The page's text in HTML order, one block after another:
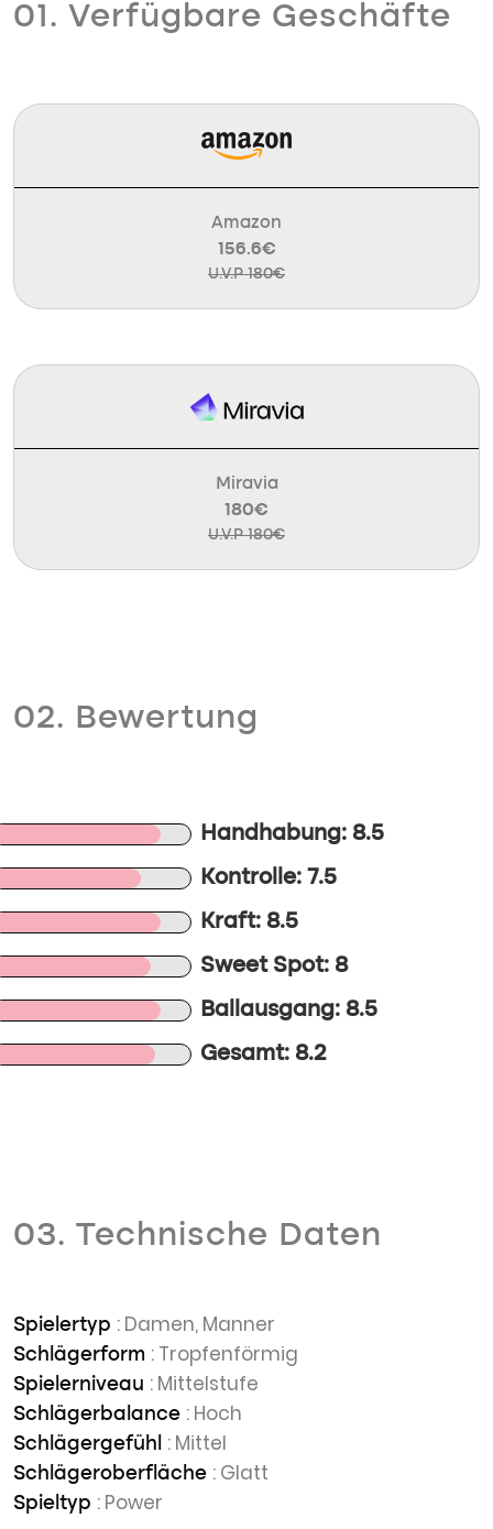
01. Verfügbare Geschäfte
Amazon
156.6€
U.V.P 180€
Miravia
180€
U.V.P 180€
02. Bewertung
Handhabung: 8.5
Kontrolle: 7.5
Kraft: 8.5
Sweet Spot: 8
Ballausgang: 8.5
Gesamt: 8.2
03. Technische Daten
Spielertyp : Damen, Manner
Schlägerform : Tropfenförmig
Spielerniveau : Mittelstufe
Schlägerbalance : Hoch
Schlägergefühl : Mittel
Schlägeroberfläche : Glatt
Spieltyp : Power